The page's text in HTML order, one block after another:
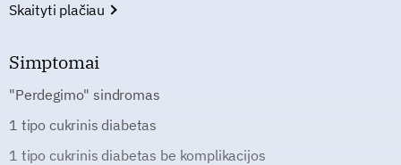
Skaityti plačiau
Simptomai
"Perdegimo" sindromas
1 tipo cukrinis diabetas
1 tipo cukrinis diabetas be komplikacijos